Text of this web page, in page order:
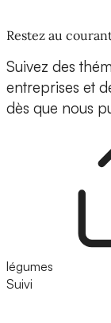
Restez au
Suivez des
entreprises et
dès que nous
légumes
Suivi